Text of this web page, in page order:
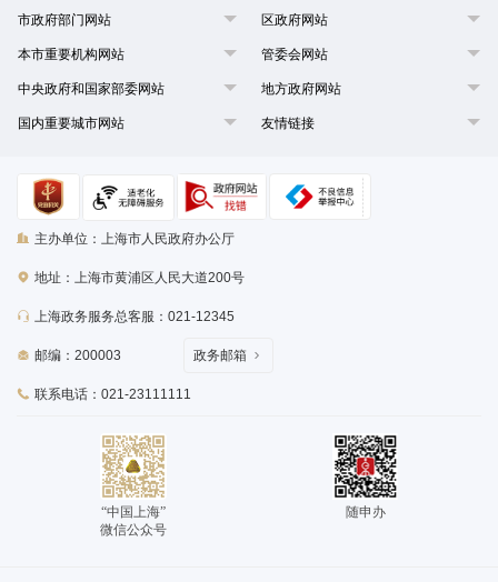
市政府部门网站 区政府网站
本市重要机构网站 管委会网站
中央政府和国家部委网站 地方政府网站
国内重要城市网站 友情链接
主办单位：上海市人民政府办公厅
地址：上海市黄浦区人民大道200号
上海政务服务总客服：021-12345
邮编：200003
联系电话：021-23111111
政务邮箱
“中国上海”
微信公众号
随申办